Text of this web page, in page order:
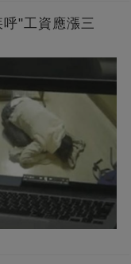
"工資應漲三